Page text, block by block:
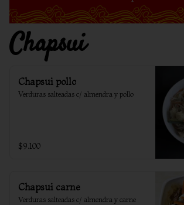
Chapsui
Chapsui pollo
Verduras salteadas c/ almendra y pollo
$9.100
Chapsui carne
Verduras salteadas c/ almendra y carne